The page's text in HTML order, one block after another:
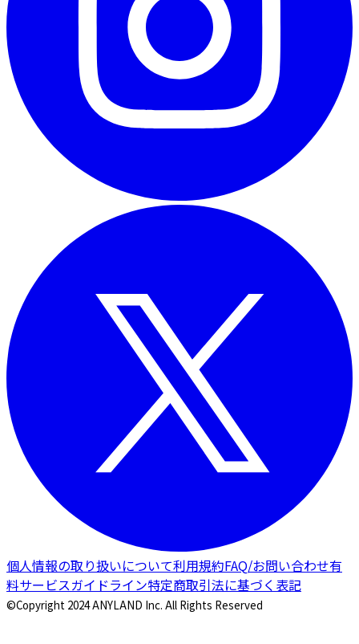
個人情報の取り扱いについて利用規約FAQ/お問い合わせ有
料サービスガイドライン特定商取引法に基づく表記
©Copyright 2024 ANYLAND Inc. All Rights Reserved